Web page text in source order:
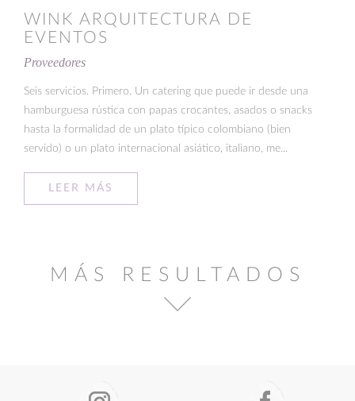
WINK ARQUITECTURA DE
EVENTOS
Proveedores
Seis servicios. Primero. Un catering que puede ir desde una
hamburguesa rústica con papas crocantes, asados o snacks
hasta la formalidad de un plato típico colombiano (bien
servido) o un plato internacional asiático, italiano, me...
LEER MÁS
MÁS RESULTADOS